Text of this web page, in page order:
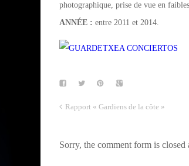
photographique, prise de vue en
ANNÉE : entre 2011 et 2014.
Rapport « Gardiens de la côte »
Sorry, the comment form is closed